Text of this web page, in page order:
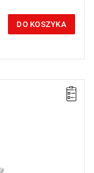
DO KOSZYKA